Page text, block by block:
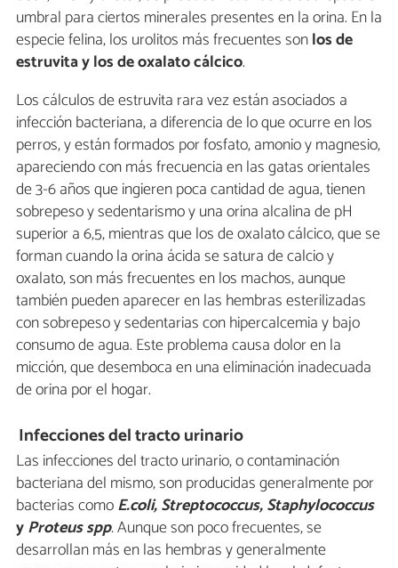
umbral para ciertos minerales presentes en la orina. En la
especie felina, los urolitos más frecuentes sonlos de
estruvita y los de oxalato cálcico.
Los cálculos de estruvita rara vez están asociados a
infección bacteriana, a diferencia de lo que ocurre en los
perros, y están formados por fosfato, amonio y magnesio,
apareciendo con más frecuencia en las gatas orientales
de 3-6 años que ingieren poca cantidad de agua, tienen
sobrepeso y sedentarismo y una orina alcalina de pH
superior a 6,5, mientras que los de oxalato cálcico, que se
forman cuando la orina ácida se satura de calcio y
oxalato, son más frecuentes en los machos, aunque
también pueden aparecer en las hembras esterilizadas
con sobrepeso y sedentarias con hipercalcemia y bajo
consumo de agua. Este problema causa dolor en la
micción, que desemboca en una eliminación inadecuada
de orina por el hogar.
Infecciones del tracto urinario
Las infecciones del tracto urinario, o contaminación
bacteriana del mismo, son producidas generalmente por
bacterias comoE.coli, Streptococcus, Staphylococcus
yProteus spp.Aunque son poco frecuentes, se
desarrollan más en las hembras y generalmente